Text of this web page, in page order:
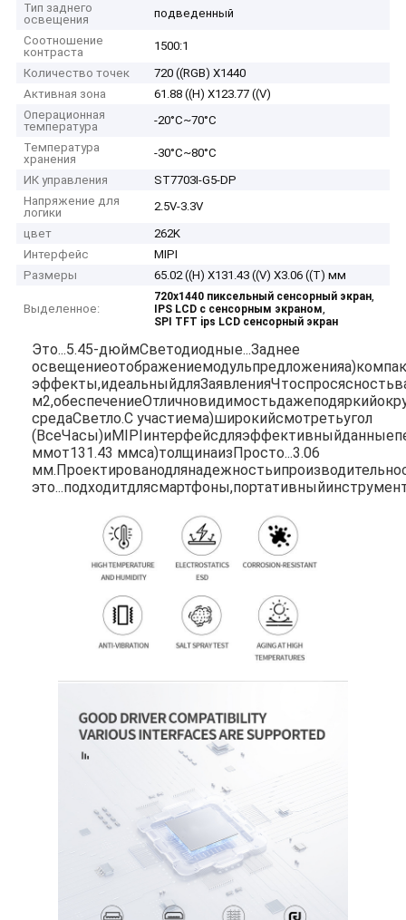
Тип заднего
освещения
подведенный
Соотношение
контраста
1500:1
Количество точек
720 ((RGB) X1440
Активная зона
61.88 ((H) X123.77 ((V)
Операционная
температура
-20°C~70°C
Температура
хранения
-30°C~80°C
ИК управления
ST7703I-G5-DP
Напряжение для
логики
2.5V-3.3V
цвет
262K
Интерфейс
MIPI
Размеры
65.02 ((H) X131.43 ((V) X3.06 ((T) мм
Выделенное:
720x1440 пиксельный сенсорный экран,
IPS LCD с сенсорным экраном,
SPI TFT ips LCD сенсорный экран
Это...5.45-дюймСветодиодные...Заднее
освещениеотображениемодульпредложенияа)
эффекты,идеальныйдляЗаявленияЧтоспросясностьв
м2,обеспечениеОтличновидимостьдажеподяркий
средаСветло.С участиема)широкийсмотретьугол
(ВсеЧасы)иMIPIинтерфейсдляэффективныйданные
ммот131.43 ммса)толщинаизПросто...3.06
мм.Проектированодлянадежностьи
это...подходитдлясмартфоны,портативный